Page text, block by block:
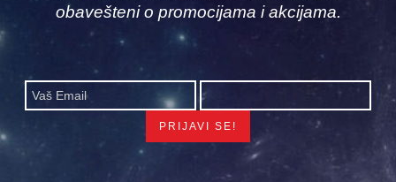
obavešteni o promocijama i akcijama.